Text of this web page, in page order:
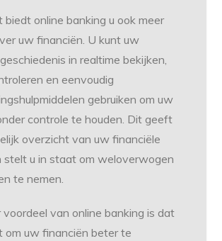
biedt online banking u ook meer
uw financiën. U kunt uw
in realtime bekijken,
en eenvoudig
gebruiken om uw
controle te houden. Dit geeft
overzicht van uw financiële
stelt u in staat om weloverwogen
te nemen.
voordeel van online banking is dat
om uw financiën beter te